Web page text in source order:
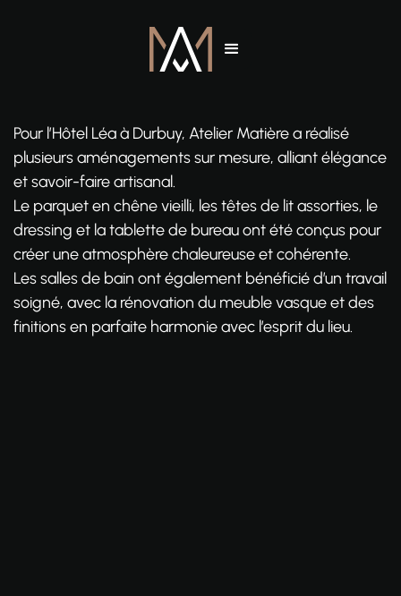
Pour l’Hôtel Léa à Durbuy, Atelier Matière a réalisé
plusieurs aménagements sur mesure, alliant élégance
et savoir-faire artisanal.
Le parquet en chêne vieilli, les têtes de lit assorties, le
dressing et la tablette de bureau ont été conçus pour
créer une atmosphère chaleureuse et cohérente.
Les salles de bain ont également bénéficié d’un travail
soigné, avec la rénovation du meuble vasque et des
finitions en parfaite harmonie avec l’esprit du lieu.